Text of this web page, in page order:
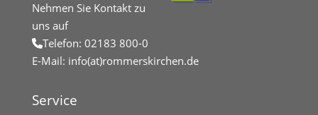
Nehmen Sie Kontakt zu
uns auf
Telefon: 02183 800-0
E-Mail: info(at)rommerskirchen.de
Service